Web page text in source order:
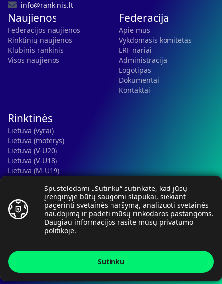
Spustelėdami „Sutinku“ sutinkate, kad jūsų
įrenginyje būtų saugomi slapukai, siekiant
pagerinti svetainės naršymą, analizuoti svetainės
naudojimą ir padėti mūsų rinkodaros pastangoms.
Daugiau informacijos rasite mūsų privatumo
politikoje.
Sutinku
info@rankinis.lt
Naujienos
Federacijos naujienos
Rinktinių naujienos
Klubinis rankinis
Visos naujienos
Federacija
Apie mus
Vykdomasis komitetas
LRF nariai
Administracija
Logotipas
Dokumentai
Kontaktai
Rinktinės
Lietuva (vyrai)
Lietuva (moterys)
Lietuva (V-U20)
Lietuva (V-U18)
Lietuva (M-U19)
Lietuva (M-U16)